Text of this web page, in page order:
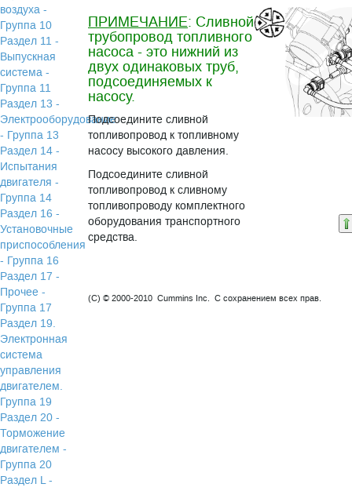
воздуха -
Группа 10
Раздел 11 -
Выпускная
система -
Группа 11
Раздел 13 -
Электрооборудование
- Группа 13
Раздел 14 -
Испытания
двигателя -
Группа 14
Раздел 16 -
Установочные
приспособления
- Группа 16
Раздел 17 -
Прочее -
Группа 17
Раздел 19.
Электронная
система
управления
двигателем.
Группа 19
Раздел 20 -
Торможение
двигателем -
Группа 20
Раздел L -
ПРИМЕЧАНИЕ: Сливной
трубопровод топливного
насоса - это нижний из
двух одинаковых труб,
подсоединяемых к
насосу.
Подсоедините сливной
топливопровод к топливному
насосу высокого давления.
Подсоедините сливной
топливопровод к сливному
топливопроводу комплектного
оборудования транспортного
средства.
(C) © 2000-2010 Cummins Inc. С сохранением всех прав.